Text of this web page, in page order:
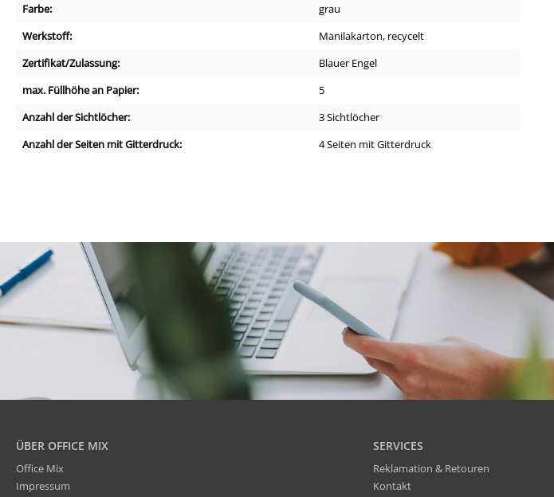
Farbe:
grau
Werkstoff:
Manilakarton, recycelt
Zertifikat/Zulassung:
Blauer Engel
max. Füllhöhe an Papier:
5
Anzahl der Sichtlöcher:
3 Sichtlöcher
Anzahl der Seiten mit Gitterdruck:
4 Seiten mit Gitterdruck
ÜBER OFFICE MIX
Office Mix
Impressum
SERVICES
Reklamation & Retouren
Kontakt